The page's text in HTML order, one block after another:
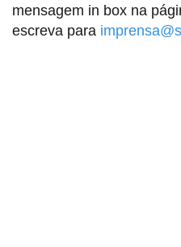
mensagem in box na
escreva para